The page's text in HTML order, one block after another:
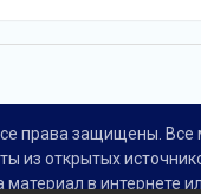
права защищены. Все
из открытых
материал в интернете